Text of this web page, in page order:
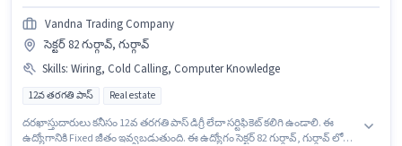
Vandna Trading Company
సెక్టర్ 82 గుర్గావ్, గుర్గావ్
Skills: Wiring, Cold Calling, Computer Knowledge
12వ తరగతి పాస్ Real estate
దరఖాస్తుదారులు కనీసం 12వ తరగతి పాస్ డిగ్రీ లేదా సర్టిఫికెట్ కలిగి ఉండాలి. ఈ
ఉద్యోగానికి Fixed జీతం ఇవ్వబడుతుంది. ఈ ఉద్యోగం సెక్టర్ 82 గుర్గావ్, గుర్గావ్ లో